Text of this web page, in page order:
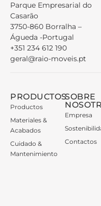
Parque Empresarial do
Casarão
3750-860 Borralha –
Águeda -Portugal
+351 234 612 190
geral@raio-moveis.pt
PRODUCTOS
Productos
Materiales &
Acabados
Cuidado &
Mantenimiento
SOBRE
Empresa
Contactos